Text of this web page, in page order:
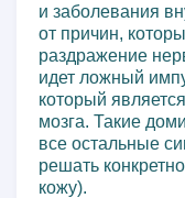
и заболевания
от причин,
раздражение
идет ложный
который
мозга. Такие
все остальные
решать
кожу).